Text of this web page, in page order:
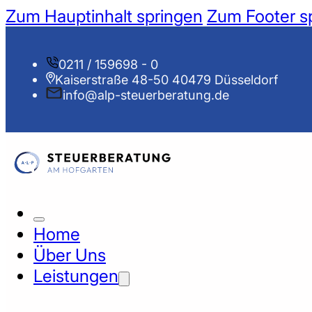
Zum Hauptinhalt springen Zum Footer
0211 / 159698 - 0
Kaiserstraße 48-50 40479 Düsseldorf
info@alp-steuerberatung.de
Home
Über Uns
Leistungen